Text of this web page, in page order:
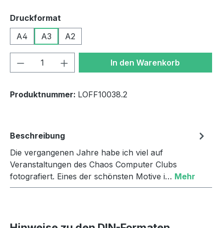
Druckformat
A4
A3 A2
Produkt Anzahl: Gib denIn den Warenkorb
Produktnummer: LOFF10038.2
Beschreibung
Die vergangenen Jahre habe ich viel auf
Veranstaltungen des Chaos Computer Clubs
fotografiert. Eines der schönsten Motive i… Mehr